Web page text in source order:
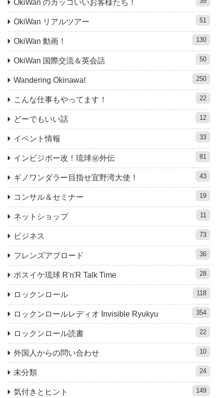
OkiWan のカッコいいお客様たち！
OkiWan リアルツアー 51
OkiWan 動画！ 130
OkiWan 国際交流＆英会話 50
Wandering Okinawa! 250
こんな仕事もやってます！ 22
どーでもいい話 12
イベント情報 33
インビジボー改！琉球㊙︎外伝 81
ギノワンダラー目指せ宜野湾大使！ 43
コンサル＆セミナー 19
ネットショップ 11
ビジネス 73
フレンズアブロード 36
ボスイケ琉球 R'n'R Talk Time 28
ロックンロール 118
ロックンロールレディオ Invisible Ryukyu 354
ロックンロール読書 22
外国人からの問い合わせ 10
未分類 24
気付きとヒント 149